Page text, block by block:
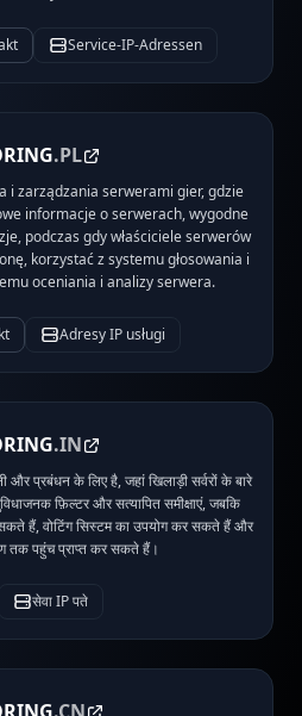
Service-IP-Adressen
.PL
i zarządzania serwerami gier, gdzie
informacje o serwerach, wygodne
podczas gdy właściciele serwerów
korzystać z systemu głosowania i
oceniania i analizy serwera.
Adresy IP usługi
.IN
और प्रबंधन के लिए है, जहां खिलाड़ी सर्वरों के बारे
फ़िल्टर और सत्यापित समीक्षाएं, जबकि
सकते हैं, वोटिंग सिस्टम का उपयोग कर सकते हैं और
तक पहुंच प्राप्त कर सकते हैं।
सेवा IP पते